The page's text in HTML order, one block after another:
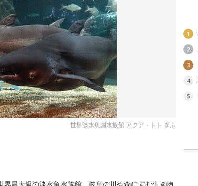
世界淡水魚園水族館 アクア・トト ぎふ
1
2
3
4
5